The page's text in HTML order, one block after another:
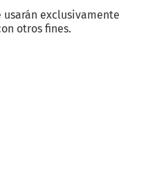
exclusivamente
otros fines.